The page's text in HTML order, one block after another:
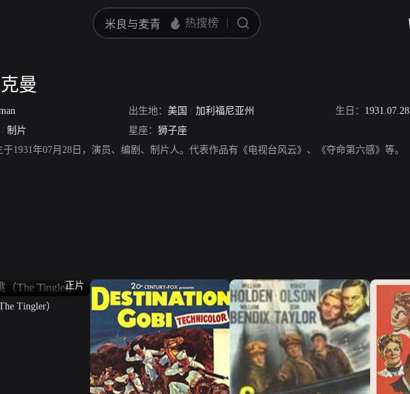
曼
出生地： 美国 / 加利福尼亚州 生日： 1931.07.28
/ 制片 星座： 狮子座
于1931年07月28日，演员、编剧、制片人。代表作品有《电视台风云》、《夺命第六感》等。
正片
Tingler）